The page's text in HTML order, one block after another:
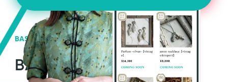
BASEの強み
BASEが強い3つの理由